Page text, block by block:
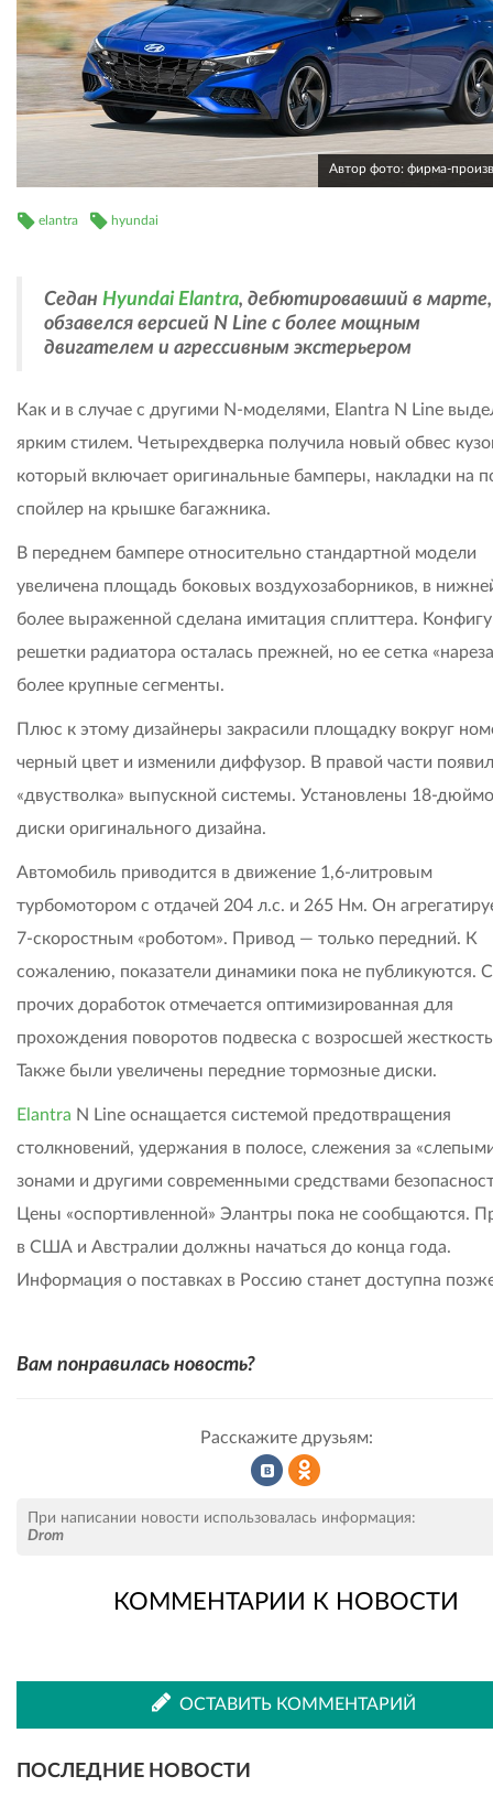
Автор фото: фирма-
elantra hyundai
Седан Hyundai Elantra, дебютировавший в марте,
обзавелся версией N Line с более мощным
двигателем и агрессивным экстерьером
Как и в случае с другими N-моделями, Elantra N Line
ярким стилем. Четырехдверка получила новый обвес
который включает оригинальные бамперы, накладки на
спойлер на крышке багажника.
В переднем бампере относительно стандартной модели
увеличена площадь боковых воздухозаборников, в
более выраженной сделана имитация сплиттера.
решетки радиатора осталась прежней, но ее сетка
более крупные сегменты.
Плюс к этому дизайнеры закрасили площадку вокруг
черный цвет и изменили диффузор. В правой части
«двустволка» выпускной системы. Установлены 18-
диски оригинального дизайна.
Автомобиль приводится в движение 1,6-литровым
турбомотором с отдачей 204 л.с. и 265 Нм. Он
7-скоростным «роботом». Привод — только передний. К
сожалению, показатели динамики пока не публикуются.
прочих доработок отмечается оптимизированная для
прохождения поворотов подвеска с возросшей
Также были увеличены передние тормозные диски.
Elantra N Line оснащается системой предотвращения
столкновений, удержания в полосе, слежения за
зонами и другими современными средствами
Цены «оспортивленной» Элантры пока не сообщаются.
в США и Австралии должны начаться до конца года.
Информация о поставках в Россию станет доступна
Вам понравилась новость?
Расскажите друзьям:
во
ВКонтакте
Одноклассниках
При написании новости использовалась информация:
Drom
КОММЕНТАРИИ К НОВОСТИ
ОСТАВИТЬ КОММЕНТАРИЙ
ПОСЛЕДНИЕ НОВОСТИ